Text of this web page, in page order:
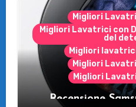
Migliori
Migliori Lavatrici con
del
Migliori
Migliori
Migliori
Recensione